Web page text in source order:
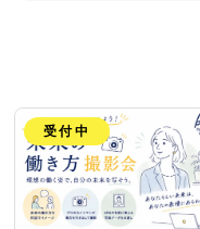
受付中